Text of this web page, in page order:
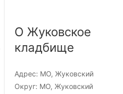
О Жуковское
кладбище
Адрес: МО, Жуковский
Округ: МО, Жуковский